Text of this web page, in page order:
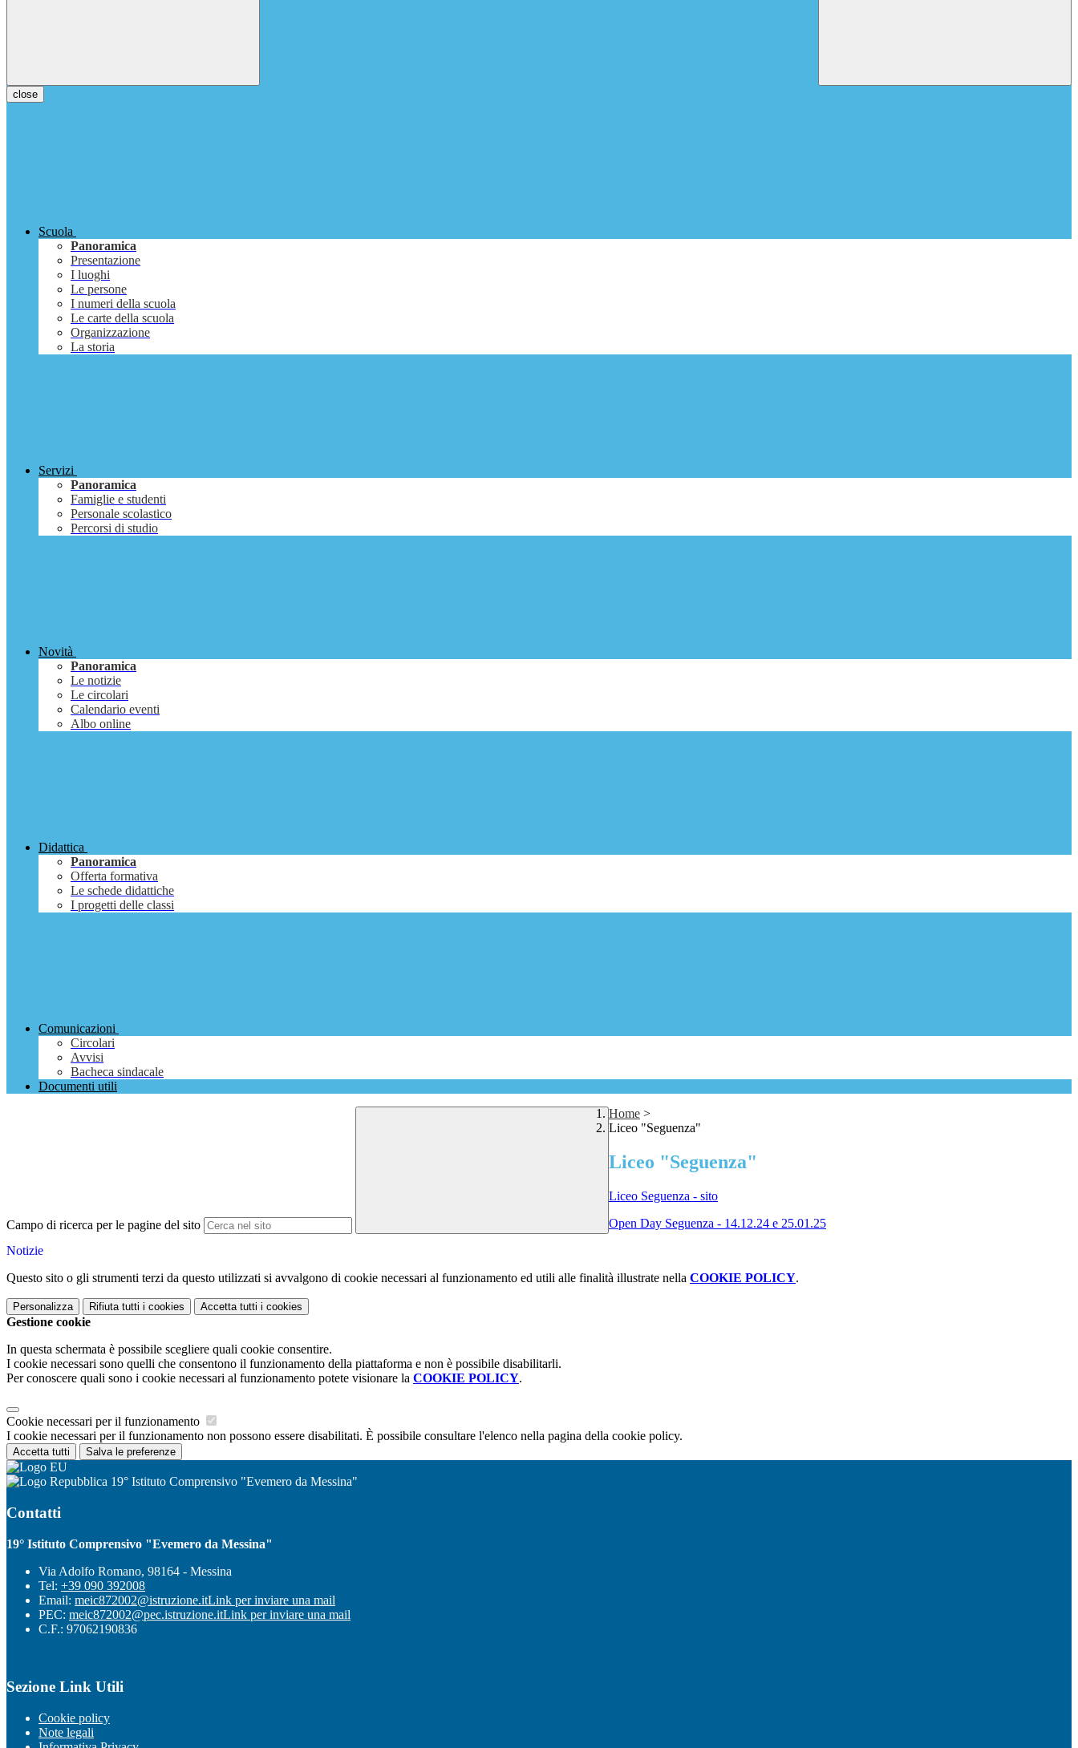
close
Scuola
Panoramica
Presentazione
I luoghi
Le persone
I numeri della scuola
Le carte della scuola
Organizzazione
La storia
Servizi
Panoramica
Famiglie e studenti
Personale scolastico
Percorsi di studio
Novità
Panoramica
Le notizie
Le circolari
Calendario eventi
Albo online
Didattica
Panoramica
Offerta formativa
Le schede didattiche
I progetti delle classi
Comunicazioni
Circolari
Avvisi
Bacheca sindacale
Documenti utili
Campo di ricerca per le pagine del sito
Home >
Liceo "Seguenza"
Liceo "Seguenza"
Liceo Seguenza - sito
Open Day Seguenza - 14.12.24 e 25.01.25
Notizie
Questo sito o gli strumenti terzi da questo utilizzati si avvalgono di cookie necessari al funzionamento ed utili alle finalità illustrate nella COOKIE POLICY.
Personalizza Rifiuta tutti i cookies Accetta tutti i cookies
Gestione cookie
In questa schermata è possibile scegliere quali cookie consentire.
I cookie necessari sono quelli che consentono il funzionamento della piattaforma e non è possibile disabilitarli.
Per conoscere quali sono i cookie necessari al funzionamento potete visionare la COOKIE POLICY.
Cookie necessari per il funzionamento
I cookie necessari per il funzionamento non possono essere disabilitati. È possibile consultare l'elenco nella pagina della cookie policy.
Accetta tutti Salva le preferenze
19° Istituto Comprensivo "Evemero da Messina"
Contatti
19° Istituto Comprensivo "Evemero da Messina"
Via Adolfo Romano, 98164 - Messina
Tel: +39 090 392008
Email: meic872002@istruzione.itLink per inviare una mail
PEC: meic872002@pec.istruzione.itLink per inviare una mail
C.F.: 97062190836
Sezione Link Utili
Cookie policy
Note legali